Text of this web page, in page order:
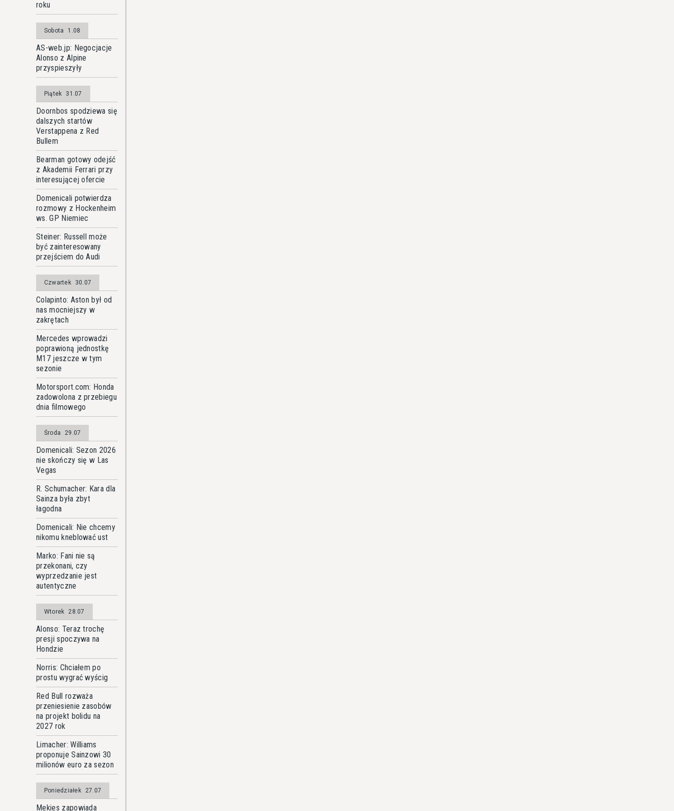
roku
Sobota 1.08
AS-web.jp: Negocjacje
Alonso z Alpine
przyspieszyły
Piątek 31.07
Doornbos spodziewa się
dalszych startów
Verstappena z Red
Bullem
Bearman gotowy odejść
z Akademii Ferrari przy
interesującej ofercie
Domenicali potwierdza
rozmowy z Hockenheim
ws. GP Niemiec
Steiner: Russell może
być zainteresowany
przejściem do Audi
Czwartek 30.07
Colapinto: Aston był od
nas mocniejszy w
zakrętach
Mercedes wprowadzi
poprawioną jednostkę
M17 jeszcze w tym
sezonie
Motorsport.com: Honda
zadowolona z przebiegu
dnia filmowego
Środa 29.07
Domenicali: Sezon 2026
nie skończy się w Las
Vegas
R. Schumacher: Kara dla
Sainza była zbyt
łagodna
Domenicali: Nie chcemy
nikomu kneblować ust
Marko: Fani nie są
przekonani, czy
wyprzedzanie jest
autentyczne
Wtorek 28.07
Alonso: Teraz trochę
presji spoczywa na
Hondzie
Norris: Chciałem po
prostu wygrać wyścig
Red Bull rozważa
przeniesienie zasobów
na projekt bolidu na
2027 rok
Limacher: Williams
proponuje Sainzowi 30
milionów euro za sezon
Poniedziałek 27.07
Mekies zapowiada